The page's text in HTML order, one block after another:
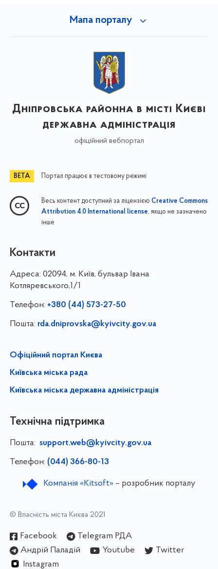
Мапа порталу
Дніпровська районна в місті Києві
державна адміністрація
офіційний вебпортал
Портал працює в тестовому режимі
Весь контент доступний за ліцензією Creative Commons
Attribution 4.0 International license, якщо не зазначено
інше
Контакти
Адреса: 02094, м. Київ, бульвар Івана
Котляревського,1/1
Телефон: +380 (44) 573-27-50
Пошта: rda.dniprovska@kyivcity.gov.ua
Офіційний портал Києва
Київська міська рада
Київська міська державна адміністрація
Технічна підтримка
Пошта: support.web@kyivcity.gov.ua
Телефон: (044) 366-80-13
Компанія «Kitsoft»– розробник порталу
© Власність міста Києва 2021
Facebook
Telegram РДА
Андрій Паладій
Youtube
Twitter
Instagram